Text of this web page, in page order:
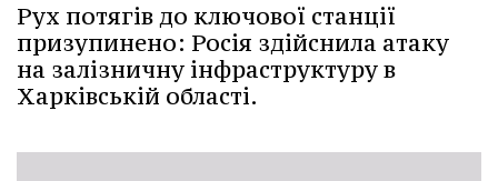
Рух потягів до ключової станції
призупинено: Росія здійснила атаку
на залізничну інфраструктуру в
Харківській області.